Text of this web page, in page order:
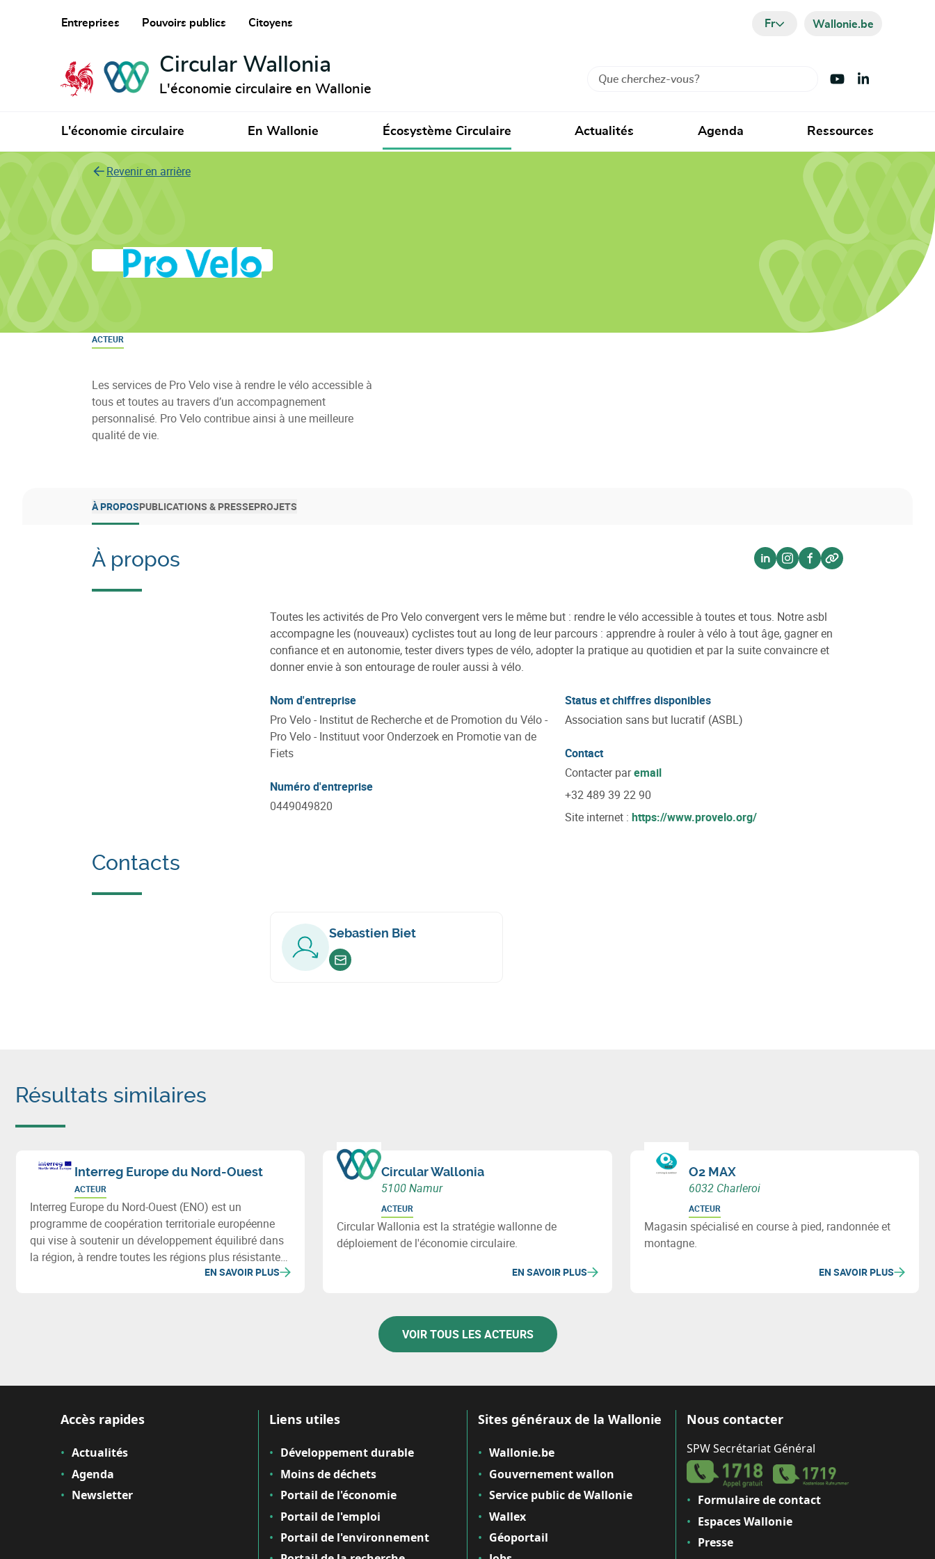
Entreprises Pouvoirs publics Citoyens Fr Wallonie.be
Circular Wallonia
L'économie circulaire en Wallonie
Rechercher Visiter Youtube
Visiter LinkedIn
L'économie circulaire En Wallonie Écosystème Circulaire Actualités Agenda Ressources
Revenir en arrière
Pro Velo asbl
ACTEUR
Les services de Pro Velo vise à rendre le vélo accessible à
tous et toutes au travers d’un accompagnement
personnalisé. Pro Velo contribue ainsi à une meilleure
qualité de vie.
À PROPOSPUBLICATIONS & PRESSEPROJETS
À propos Voir sur linkedin
Voir sur instagram
Voir sur facebook
Voir sur website
Toutes les activités de Pro Velo convergent vers le même but : rendre le vélo accessible à toutes et tous. Notre asbl
accompagne les (nouveaux) cyclistes tout au long de leur parcours : apprendre à rouler à vélo à tout âge, gagner en
confiance et en autonomie, tester divers types de vélo, adopter la pratique au quotidien et par la suite convaincre et
donner envie à son entourage de rouler aussi à vélo.
Nom d'entreprise
Pro Velo - Institut de Recherche et de Promotion du Vélo -
Pro Velo - Instituut voor Onderzoek en Promotie van de
Fiets
Numéro d'entreprise
0449049820
Status et chiffres disponibles
Association sans but lucratif (ASBL)
Contact
Contacter paremail
+32 489 39 22 90
Site internet : https://www.provelo.org/
Contacts
Sebastien Biet
Envoyer un email
Résultats similaires
Interreg Europe du Nord-Ouest
ACTEUR
Interreg Europe du Nord-Ouest (ENO) est un
programme de coopération territoriale européenne
qui vise à soutenir un développement équilibré dans
la région, à rendre toutes les régions plus résistantes
et à contribuer à une meilleure qualité de vie et au
EN SAVOIR PLUS
Circular Wallonia
5100 Namur
ACTEUR
Circular Wallonia est la stratégie wallonne de
déploiement de l'économie circulaire.
EN SAVOIR PLUS
O2 MAX
6032 Charleroi
ACTEUR
Magasin spécialisé en course à pied, randonnée et
montagne.
EN SAVOIR PLUS
VOIR TOUS LES ACTEURS
Accès rapides
Actualités
Agenda
Newsletter
Liens utiles
Développement durable
Moins de déchets
Portail de l'économie
Portail de l'emploi
Portail de l'environnement
Sites généraux de la Wallonie
Wallonie.be
Gouvernement wallon
Service public de Wallonie
Wallex
Géoportail
Nous contacter
SPW Secrétariat Général
Formulaire de contact
Espaces Wallonie
Presse